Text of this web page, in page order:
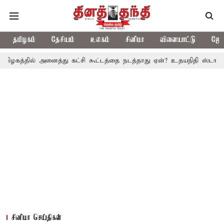
தமிழகம் தேசியம் உலகம் சினிமா விளையாட்டு
கட்சி கூட்டத்தை நடத்தாது ஏன்? உதயநிதி ஸ்டாலின் கேள்வி
சினிமா செய்திகள்